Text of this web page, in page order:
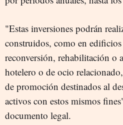
"Estas inversiones podrán
construidos, como en
reconversión, rehabilitación o
hotelero o de ocio
de promoción destinados al
activos con estos mismos
documento legal.